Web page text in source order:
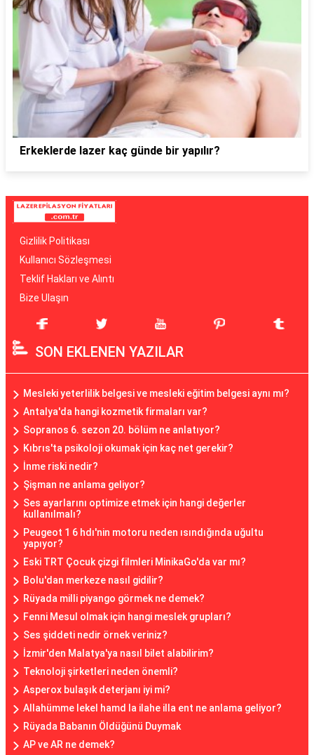
Erkeklerde lazer kaç günde bir yapılır?
Gizlilik Politikası
Kullanıcı Sözleşmesi
Teklif Hakları ve Alıntı
Bize Ulaşın
SON EKLENEN YAZILAR
Mesleki yeterlilik belgesi ve mesleki eğitim belgesi aynı mı?
Antalya'da hangi kozmetik firmaları var?
Sopranos 6. sezon 20. bölüm ne anlatıyor?
Kıbrıs'ta psikoloji okumak için kaç net gerekir?
İnme riski nedir?
Şişman ne anlama geliyor?
Ses ayarlarını optimize etmek için hangi değerler
kullanılmalı?
Peugeot 1 6 hdı'nin motoru neden ısındığında uğultu
yapıyor?
Eski TRT Çocuk çizgi filmleri MinikaGo'da var mı?
Bolu'dan merkeze nasıl gidilir?
Rüyada milli piyango görmek ne demek?
Fenni Mesul olmak için hangi meslek grupları?
Ses şiddeti nedir örnek veriniz?
İzmir'den Malatya'ya nasıl bilet alabilirim?
Teknoloji şirketleri neden önemli?
Asperox bulaşık deterjanı iyi mi?
Allahümme lekel hamd la ilahe illa ent ne anlama geliyor?
Rüyada Babanın Öldüğünü Duymak
AP ve AR ne demek?